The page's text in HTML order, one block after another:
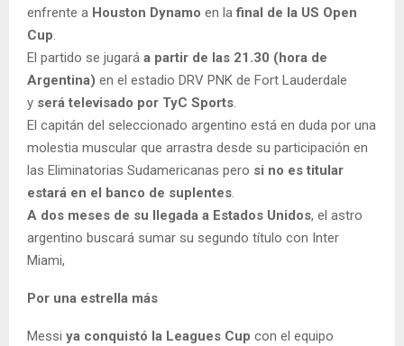
enfrente a Houston Dynamo en lafinal de la US Open
Cup.
El partido se jugará a partir de las 21.30 (hora de
Argentina) en el estadio DRV PNK de Fort Lauderdale
y será televisado por TyC Sports.
El capitán del seleccionado argentino está en duda por una
molestia muscular que arrastra desde su participación en
las Eliminatorias Sudamericanas pero si no es titular
estará en el banco de suplentes.
A dos meses de su llegada a Estados Unidos, el astro
argentino buscará sumar su segundo título con Inter
Miami,
Por una estrella más
Messi ya conquistó la Leagues Cup con el equipo